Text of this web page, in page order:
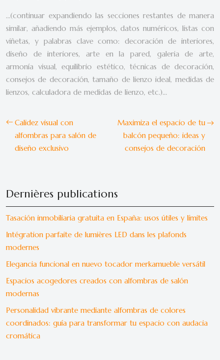
…(continuar expandiendo las secciones restantes de manera
similar, añadiendo más ejemplos, datos numéricos, listas con
viñetas, y palabras clave como: decoración de interiores,
diseño de interiores, arte en la pared, galeria de arte,
armonía visual, equilibrio estético, técnicas de decoración,
consejos de decoración, tamaño de lienzo ideal, medidas de
lienzos, calculadora de medidas de lienzo, etc.)…
Calidez visual con
alfombras para salón de
diseño exclusivo
Maximiza el espacio de tu
balcón pequeño: ideas y
consejos de decoración
Dernières publications
Tasación inmobiliaria gratuita en España: usos útiles y límites
Intégration parfaite de lumières LED dans les plafonds
modernes
Elegancia funcional en nuevo tocador merkamueble versátil
Espacios acogedores creados con alfombras de salón
modernas
Personalidad vibrante mediante alfombras de colores
coordinados: guía para transformar tu espacio con audacia
cromática